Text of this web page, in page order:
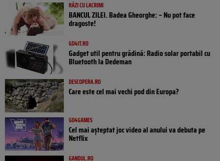
RÂZI CU LACRIMI
BANCUL ZILEI. Badea Gheorghe: – Nu pot face
dragoste!
GO4IT.RO
Gadget util pentru grădină: Radio solar portabil cu
Bluetooth la Dedeman
DESCOPERA.RO
Care este cel mai vechi pod din Europa?
GO4GAMES
Cel mai așteptat joc video al anului va debuta pe
Netflix
GANDUL.RO